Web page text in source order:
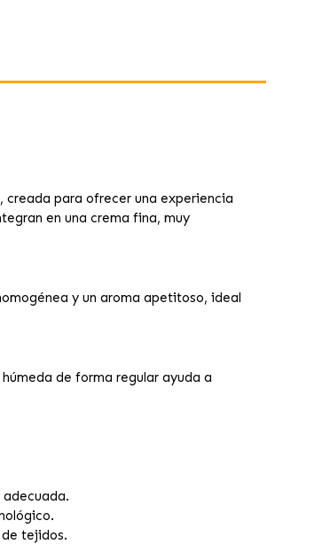
, creada para ofrecer una experiencia
en una crema fina, muy
y un aroma apetitoso, ideal
de forma regular ayuda a
tejidos.